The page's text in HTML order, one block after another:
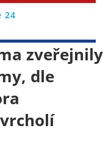
zveřejnily
dle